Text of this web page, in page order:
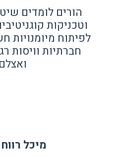
הורים לומדים
וטכניקות
לפיתוח מיומנויות
חברתיות וויסות
מיכל